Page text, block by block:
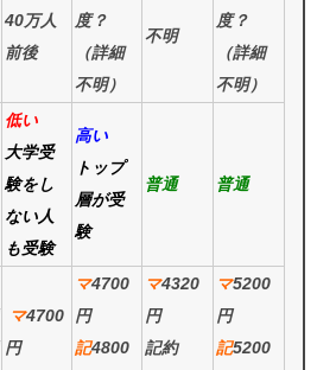
40万人
前後
度？
（詳細
不明）
不明
度？
（詳細
不明）
低い
大学受
験をし
ない人
も受験
高い
トップ
層が受
験
普通 普通
マ4700
円
マ4700
円
記4800
マ4320
円
記約
マ5200
円
記5200